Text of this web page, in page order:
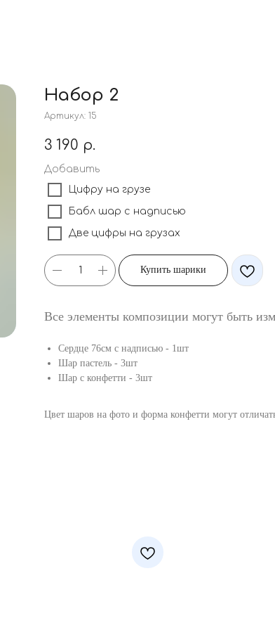
Набор 2
Артикул: 15
3 190 р.
Добавить
Цифру на грузе
Бабл шар с надписью
Две цифры на грузах
Купить шарики
Все элементы композиции могут быть
Сердце 76см с надписью - 1шт
Шар пастель - 3шт
Шар с конфетти - 3шт
Цвет шаров на фото и форма конфетти могут